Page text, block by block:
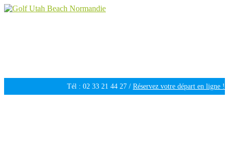
Tél : 02 33 21 44 27 / Réservez votre départ en ligne !